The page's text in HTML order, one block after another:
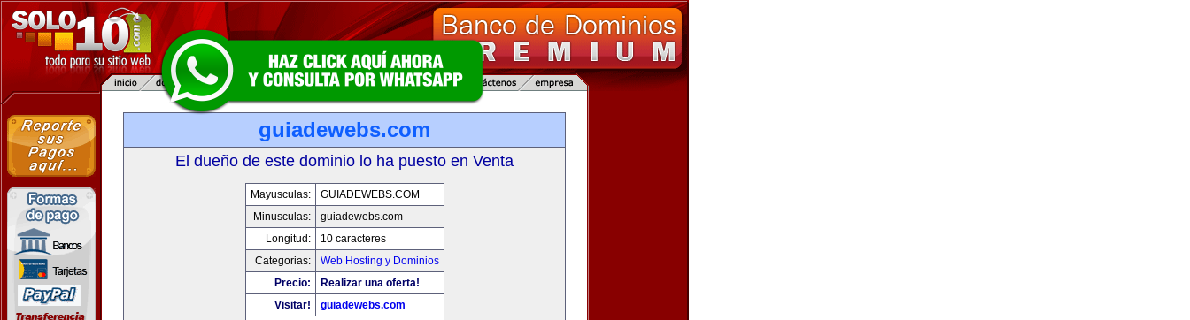
guiadewebs.com
El dueño de este dominio lo ha puesto en Venta
Mayusculas:
GUIADEWEBS.COM
Minusculas:
guiadewebs.com
Longitud:
10 caracteres
Categorias:
Web Hosting y Dominios
Precio:
Realizar una oferta!
Visitar!
guiadewebs.com